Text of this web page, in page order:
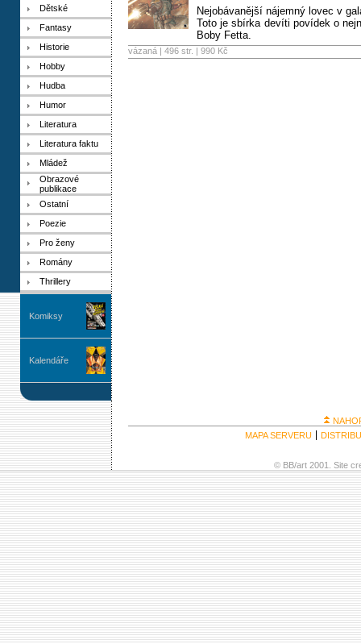
Dětské
Fantasy
Historie
Hobby
Hudba
Humor
Literatura
Literatura faktu
Mládež
Obrazové
publikace
Ostatní
Poezie
Pro ženy
Romány
Thrillery
Komiksy
Kalendáře
Nejobávanější nájemný lovec v
Toto je sbírka devíti povídek o
Boby Fetta.
vázaná | 496 str. | 990 Kč
MAPA SERVERU
© BB/art 2001. Site